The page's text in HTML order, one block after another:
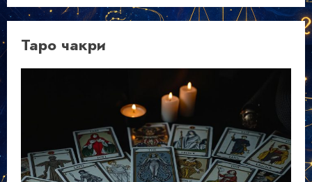
Таро чакри